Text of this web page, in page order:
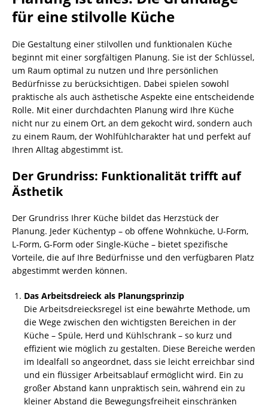
für eine stilvolle Küche
Die Gestaltung einer stilvollen und funktionalen Küche
beginnt mit einer sorgfältigen Planung. Sie ist der Schlüssel,
um Raum optimal zu nutzen und Ihre persönlichen
Bedürfnisse zu berücksichtigen. Dabei spielen sowohl
praktische als auch ästhetische Aspekte eine entscheidende
Rolle. Mit einer durchdachten Planung wird Ihre Küche
nicht nur zu einem Ort, an dem gekocht wird, sondern auch
zu einem Raum, der Wohlfühlcharakter hat und perfekt auf
Ihren Alltag abgestimmt ist.
Der Grundriss: Funktionalität trifft auf
Ästhetik
Der Grundriss Ihrer Küche bildet das Herzstück der
Planung. Jeder Küchentyp – ob offene Wohnküche, U-Form,
L-Form, G-Form oder Single-Küche – bietet spezifische
Vorteile, die auf Ihre Bedürfnisse und den verfügbaren Platz
abgestimmt werden können.
Das Arbeitsdreieck als Planungsprinzip
Die Arbeitsdreiecksregel ist eine bewährte Methode, um
die Wege zwischen den wichtigsten Bereichen in der
Küche – Spüle, Herd und Kühlschrank – so kurz und
effizient wie möglich zu gestalten. Diese Bereiche werden
im Idealfall so angeordnet, dass sie leicht erreichbar sind
und ein flüssiger Arbeitsablauf ermöglicht wird. Ein zu
großer Abstand kann unpraktisch sein, während ein zu
kleiner Abstand die Bewegungsfreiheit einschränken